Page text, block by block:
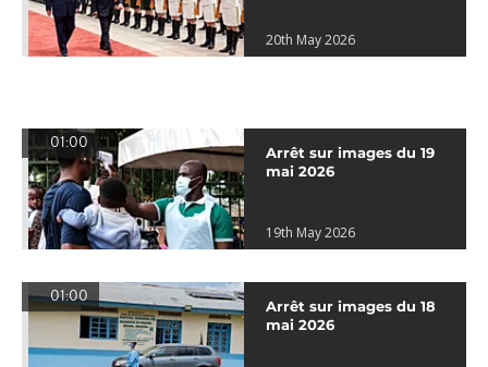
20th May 2026
01:00
Arrêt sur images du 19
mai 2026
19th May 2026
01:00
Arrêt sur images du 18
mai 2026